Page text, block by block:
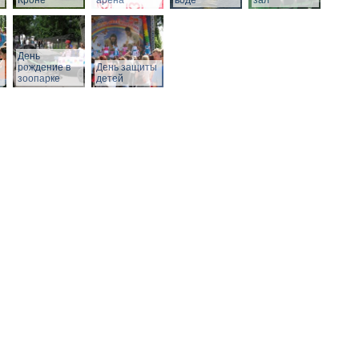
День
рождение в
зоопарке
День защиты
детей